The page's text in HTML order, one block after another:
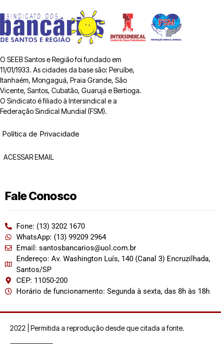
O SEEB Santos e Região foi fundado em
11/01/1933. As cidades da base são: Peruíbe,
Itanhaém, Mongaguá, Praia Grande, São
Vicente, Santos, Cubatão, Guarujá e Bertioga.
O Sindicato é filiado à Intersindical e a
Federação Sindical Mundial (FSM).
Política de Privacidade
ACESSAR EMAIL
Fale Conosco
Fone: (13) 3202 1670
WhatsApp: (13) 99209 2964
Email: santosbancarios@uol.com.br
Endereço: Av. Washington Luís, 140 (Canal 3) Encruzilhada,
Santos/SP
CEP: 11050-200
Horário de funcionamento: Segunda à sexta, das 8h às 18h
2022 | Permitida a reprodução desde que citada a fonte.